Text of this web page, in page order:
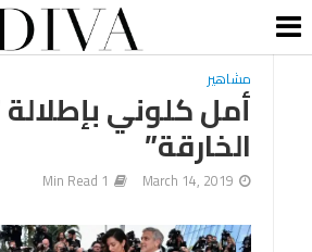
مشاهير
أمل كلوني بإطلالة
الخارقة”
March 14, 2019
1 Min Read